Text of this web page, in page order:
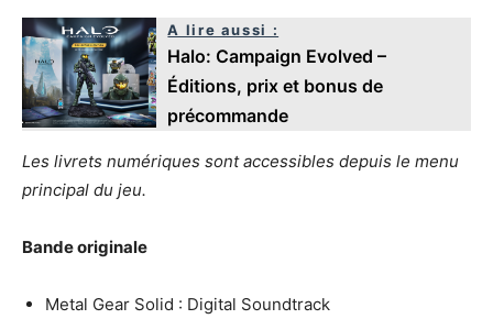
A lire aussi :
Halo: Campaign Evolved –
Éditions, prix et bonus de
précommande
Les livrets numériques sont accessibles depuis le menu
principal du jeu.
Bande originale
Metal Gear Solid : Digital Soundtrack